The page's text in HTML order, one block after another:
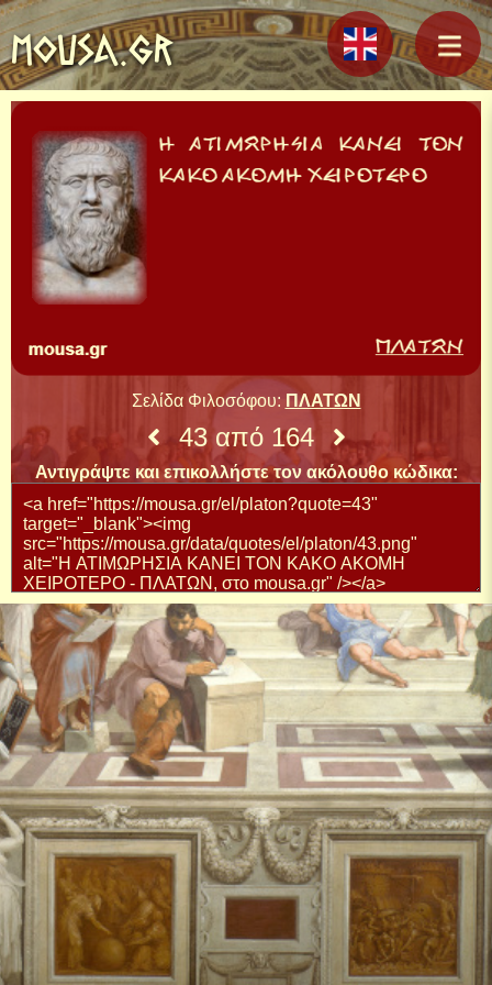
MOUSA.GR
Σελίδα Φιλοσόφου: ΠΛΑΤΩΝ
43 από 164
Αντιγράψτε και επικολλήστε τον ακόλουθο κώδικα: